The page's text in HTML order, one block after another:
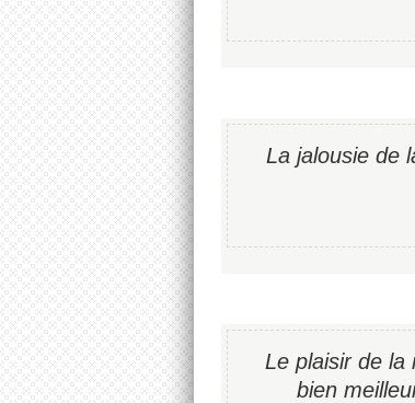
La jalousie de
Le plaisir de la
bien